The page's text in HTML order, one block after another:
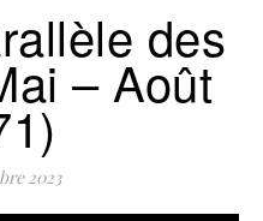
des
– Août
2023